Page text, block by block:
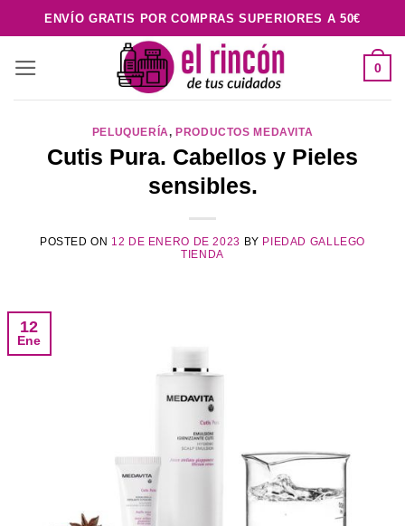
al
contenido
ENVÍO GRATIS POR COMPRAS SUPERIORES A 50€
0
PELUQUERÍA, PRODUCTOS MEDAVITA
Cutis Pura. Cabellos y Pieles
sensibles.
POSTED ON 12 DE ENERO DE 2023 BY PIEDAD GALLEGO
TIENDA
12
Ene